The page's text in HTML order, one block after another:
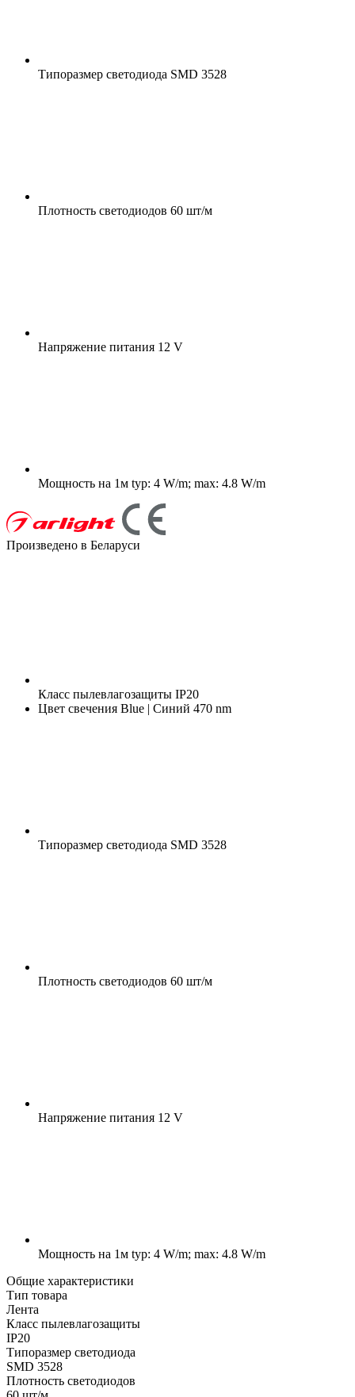
Типоразмер светодиода SMD 3528
Плотность светодиодов 60 шт/м
Напряжение питания 12 V
Мощность на 1м typ: 4 W/m; max: 4.8 W/m
Произведено в Беларуси
Класс пылевлагозащиты IP20
Цвет свечения Blue | Синий 470 nm
Типоразмер светодиода SMD 3528
Плотность светодиодов 60 шт/м
Напряжение питания 12 V
Мощность на 1м typ: 4 W/m; max: 4.8 W/m
Общие характеристики
Тип товара
Лента
Класс пылевлагозащиты
IP20
Типоразмер светодиода
SMD 3528
Плотность светодиодов